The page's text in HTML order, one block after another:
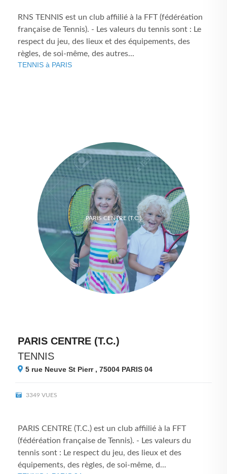
RNS TENNIS est un club affiilié à la FFT (fédéréation
française de Tennis). - Les valeurs du tennis sont : Le
respect du jeu, des lieux et des équipements, des
règles, de soi-même, des autres...
TENNIS à PARIS
PARIS CENTRE (T.C.)
PARIS CENTRE (T.C.)
TENNIS
5 rue Neuve St Pierr , 75004 PARIS 04
3349 VUES
PARIS CENTRE (T.C.) est un club affiilié à la FFT
(fédéréation française de Tennis). - Les valeurs du
tennis sont : Le respect du jeu, des lieux et des
équipements, des règles, de soi-même, d...